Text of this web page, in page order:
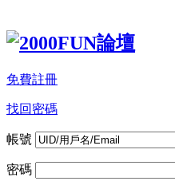
免費註冊
找回密碼
帳號
密碼